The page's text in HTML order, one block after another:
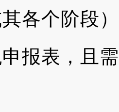
各个阶段
报表，且